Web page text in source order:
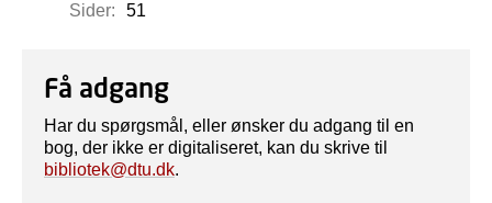
Sider:
51
Få adgang
Har du spørgsmål, eller ønsker du adgang til en
bog, der ikke er digitaliseret, kan du skrive til
bibliotek@dtu.dk.